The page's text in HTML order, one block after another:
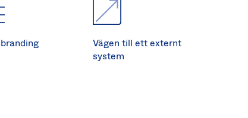
Vägen till ett externt
system